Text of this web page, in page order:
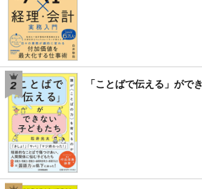
「ことばで伝える」がで